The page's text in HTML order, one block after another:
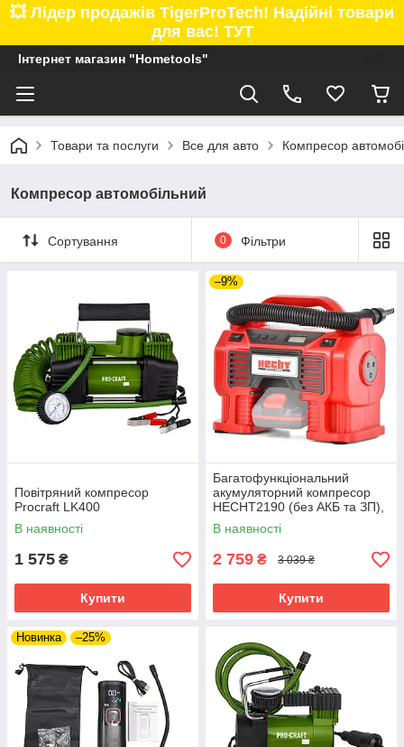
💥 Лідер продажів TigerProTech! Надійні товари
для вас! ТУТ
Інтернет магазин "Hometools"
Товари та послуги Все для авто Компресор
Компресор автомобільний
Сортування 0 Фільтри
Повітряний компресор
Procraft LK400
В наявності
1 575 ₴
Купити
–9%
Багатофункціональний
акумуляторний компресор
HECHT2190 (без АКБ та ЗП),
4в1, 20В/розетки 12В, тиск 11
бар, дисплей
В наявності
2 759 ₴ 3 039 ₴
Купити
Новинка –25%